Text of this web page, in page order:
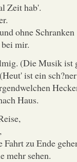
Zeit hab'.
ohne Schranken
mir.
(Die Musik ist
ist ein
Haus.
zu Ende
mehr sehen.